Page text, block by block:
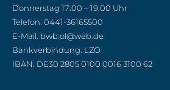
Donnerstag 17:00 – 19:00 Uhr
Telefon: 0441-36165500
E-Mail: bwb.ol@web.de
Bankverbindung: LZO
IBAN: DE30 2805 0100 0016 3100 62